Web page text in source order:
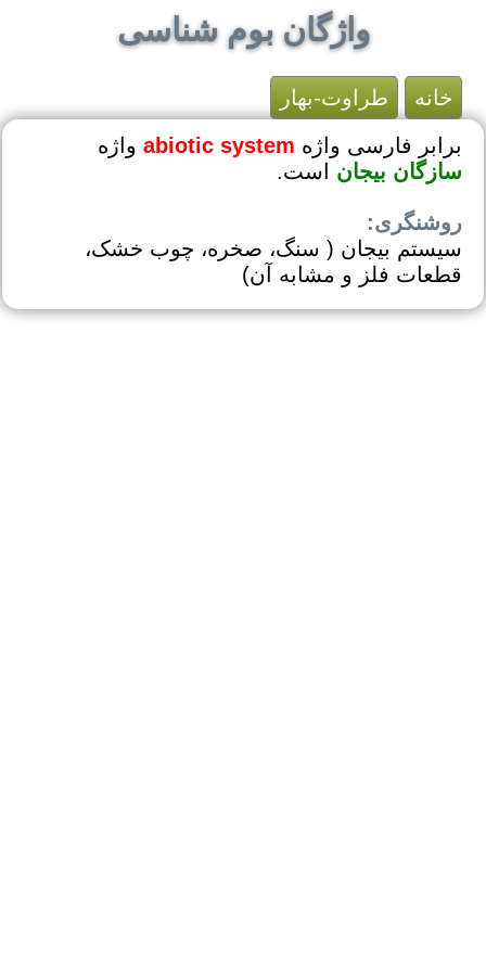
واژگان بوم شناسی
خانه
طراوت-بهار
برابر فارسی واژه abiotic system واژه
سازگان بیجان است.
روشنگری:
سیستم بیجان ‏( سنگ، صخره، چوب خشک،
قطعات فلز و مشابه آن)